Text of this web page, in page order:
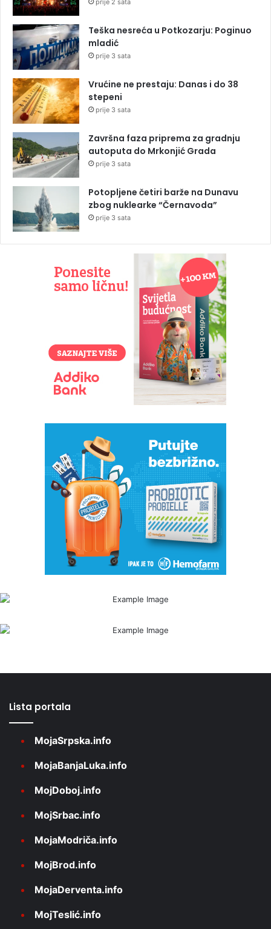
Teška nesreća u Potkozarju: Poginuo
mladić
prije 3 sata
Vrućine ne prestaju: Danas i do 38
stepeni
prije 3 sata
Završna faza priprema za gradnju
autoputa do Mrkonjić Grada
prije 3 sata
Potopljene četiri barže na Dunavu
zbog nuklearke “Černavoda”
prije 3 sata
Lista portala
MojaSrpska.info
MojaBanjaLuka.info
MojDoboj.info
MojSrbac.info
MojaModriča.info
MojBrod.info
MojaDerventa.info
MojTeslić.info